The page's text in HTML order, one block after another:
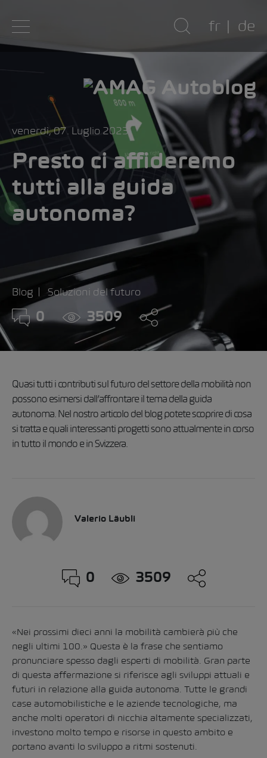
fr de
venerdì, 07. Luglio 2023
Presto ci affideremo
tutti alla guida
autonoma?
Blog Soluzioni del futuro
0 3509
Quasi tutti i contributi sul futuro del settore della mobilità non
possono esimersi dall’affrontare il tema della guida
autonoma. Nel nostro articolo del blog potete scoprire di cosa
si tratta e quali interessanti progetti sono attualmente in corso
in tutto il mondo e in Svizzera.
Valerio Läubli
0 3509
«Nei prossimi dieci anni la mobilità cambierà più che
negli ultimi 100.» Questa è la frase che sentiamo
pronunciare spesso dagli esperti di mobilità. Gran parte
di questa affermazione si riferisce agli sviluppi attuali e
futuri in relazione alla guida autonoma. Tutte le grandi
case automobilistiche e le aziende tecnologiche, ma
anche molti operatori di nicchia altamente specializzati,
investono molto tempo e risorse in questo ambito e
portano avanti lo sviluppo a ritmi sostenuti.